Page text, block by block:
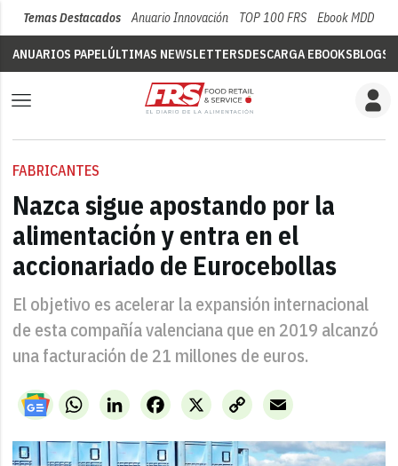
Temas Destacados Anuario Innovación TOP 100 FRS Ebook MDD
ANUARIOS PAPELÚLTIMAS NEWSLETTERSDESCARGA EBOOKSBLOGS
FABRICANTES
Nazca sigue apostando por la
alimentación y entra en el
accionariado de Eurocebollas
El objetivo es acelerar la expansión internacional
de esta compañía valenciana que en 2019 alcanzó
una facturación de 21 millones de euros.
WhatsAppLinkedIn X
Facebook
Copy
Link
Email